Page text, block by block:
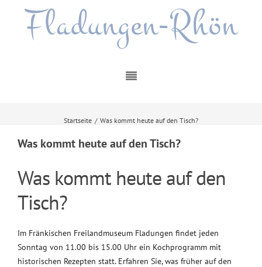
Fladungen-Rhön
Startseite / Was kommt heute auf den Tisch?
Was kommt heute auf den Tisch?
Was kommt heute auf den
Tisch?
Im Fränkischen Freilandmuseum Fladungen findet jeden
Sonntag von 11.00 bis 15.00 Uhr ein Kochprogramm mit
historischen Rezepten statt. Erfahren Sie, was früher auf den